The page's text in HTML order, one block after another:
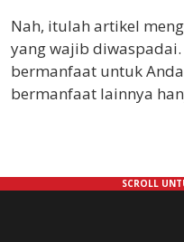
Nah, itulah artikel
yang wajib
bermanfaat untuk
bermanfaat lainnya